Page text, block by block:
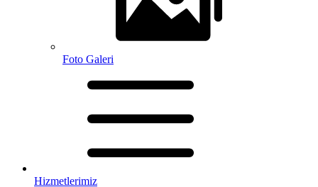
Foto Galeri
Hizmetlerimiz